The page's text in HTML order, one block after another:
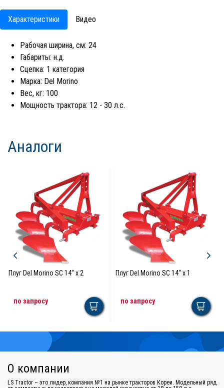
Характеристики Видео
Рабочая ширина, см: 24
Габариты: н.д.
Сцепка: 1 категория
Марка: Del Morino
Вес, кг: 100
Мощность трактора: 12 - 30 л.с.
Аналоги
Плуг Del Morino SC 14“ x 2
по запросу
Плуг Del Morino SC 14“ x 1
по запросу
О компании
LS Tractor – это лидер, компания №1 на рынке тракторов Кореи. Модельный ряд